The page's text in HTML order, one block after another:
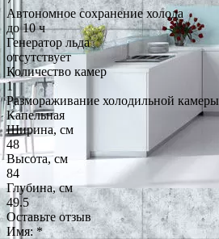
Автономное сохранение холода
до 10 ч
Генератор льда
отсутствует
Количество камер
1
Размораживание холодильной камеры
Капельная
Ширина, см
48
Высота, см
84
Глубина, см
49.5
Оставьте отзыв
Имя:*